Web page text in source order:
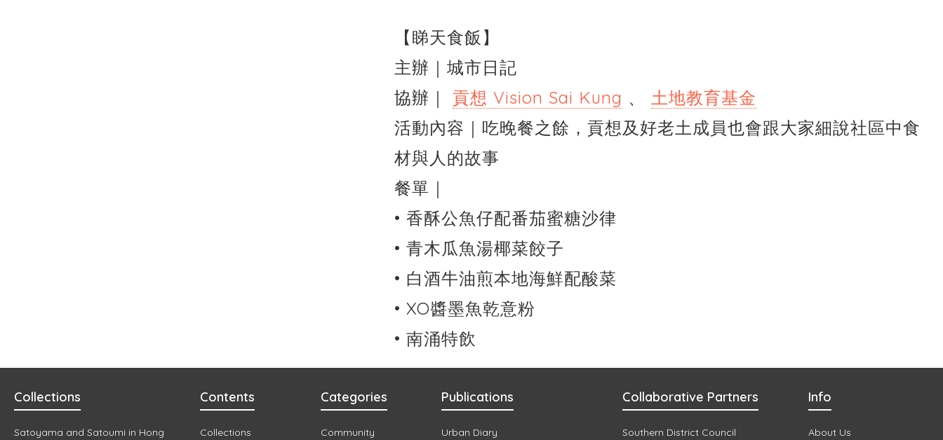
【睇天食飯】
主辦｜城市日記
協辦｜ 貢想 Vision Sai Kung 、 土地教育基金
活動內容｜吃晚餐之餘，貢想及好老土成員也會跟大家細說社區中食
材與人的故事
餐單｜
• 香酥公魚仔配番茄蜜糖沙律
• 青木瓜魚湯椰菜餃子
• 白酒牛油煎本地海鮮配酸菜
• XO醬墨魚乾意粉
• 南涌特飲
Collections
Satoyama and Satoumi in Hong
Contents
Collections
Categories
Community
Publications
Urban Diary
Collaborative Partners
Southern District Council
Info
About Us